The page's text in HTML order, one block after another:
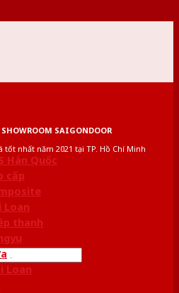
SAIGONDOOR
tốt nhất năm 2021 tại TP. Hồ Chí Minh
Hàn Quốc
cấp
Loan
thanh
Loan